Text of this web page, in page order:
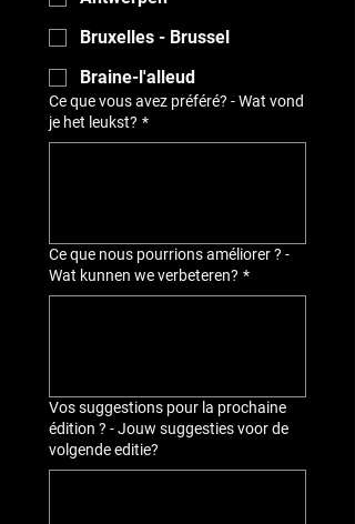
Bruxelles - Brussel
Braine-l'alleud
Ce que vous avez préféré? - Wat vond
je het leukst? *
Ce que nous pourrions améliorer ? -
Wat kunnen we verbeteren? *
Vos suggestions pour la prochaine
édition ? - Jouw suggesties voor de
volgende editie?